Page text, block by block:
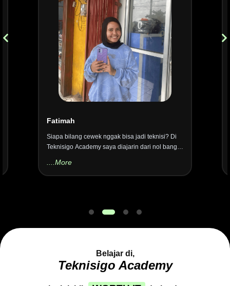
Fatimah
Siapa bilang cewek nggak bisa jadi teknisi? Di
Teknisigo Academy saya diajarin dari nol banget
kerja di salah satu service center brand ternama
di Jakarta. Thank you Teknisigo!
....More
Belajar di,
Teknisigo Academy